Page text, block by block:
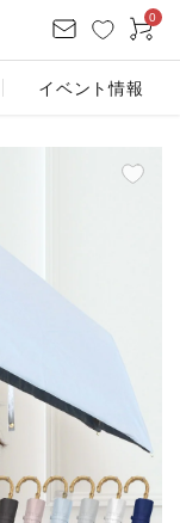
0
イベント情報
条件から探す